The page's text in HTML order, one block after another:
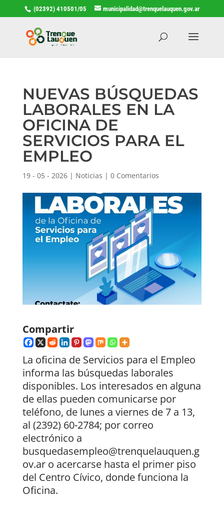
(02392) 410501/05 municipalidad@trenquelauquen.gov.ar
NUEVAS BÚSQUEDAS
LABORALES EN LA
OFICINA DE
SERVICIOS PARA EL
EMPLEO
19 - 05 - 2026| Noticias | 0 Comentarios
Compartir
La oficina de Servicios para el Empleo
informa las búsquedas laborales
disponibles. Los interesados en alguna
de ellas pueden comunicarse por
teléfono, de lunes a viernes de 7 a 13,
al (2392) 60-2784; por correo
electrónico a
busquedasempleo@trenquelauquen.g
ov.ar o acercarse hasta el primer piso
del Centro Cívico, donde funciona la
Oficina.